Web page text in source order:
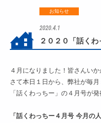
お知らせ
2020.4.1
２０２０「話くわ
４月になりました！皆さんい
さて本日１日から、弊社が毎
「話くわっちー」の４月号が
「話くわっちー４月号 今月の